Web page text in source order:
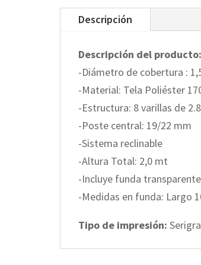
Descripción
Descripción del producto:
-Diámetro de cobertura :
-Material: Tela Poliéster
-Estructura: 8 varillas de
-Poste central: 19/22 mm
-Sistema reclinable
-Altura Total: 2,0 mt
-Incluye funda
-Medidas en funda: Largo
Tipo de impresión: